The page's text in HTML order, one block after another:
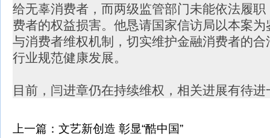
给无辜消费者，而两级监管部门未能依法履
费者的权益损害。他恳请国家信访局以本案
与消费者维权机制，切实维护金融消费者的
行业规范健康发展。
目前，闫进章仍在持续维权，相关进展有待进
上一篇： 文艺新创造 彰显“酷中国”